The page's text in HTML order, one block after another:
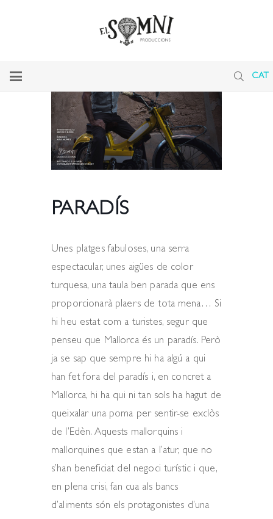
CAT
PARADÍS
Unes platges fabuloses, una serra
espectacular, unes aigües de color
turquesa, una taula ben parada que ens
proporcionarà plaers de tota mena… Si
hi heu estat com a turistes, segur que
penseu que Mallorca és un paradís. Però
ja se sap que sempre hi ha algú a qui
han fet fora del paradís i, en concret a
Mallorca, hi ha qui ni tan sols ha hagut de
queixalar una poma per sentir-se exclòs
de l’Edèn. Aquests mallorquins i
mallorquines que estan a l’atur, que no
s’han beneficiat del negoci turístic i que,
en plena crisi, fan cua als bancs
d’aliments són els protagonistes d’una